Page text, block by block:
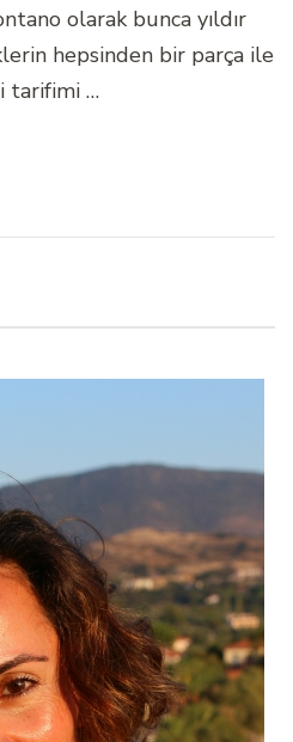
olarak bunca yıldır
hepsinden bir parça ile
tarifimi …